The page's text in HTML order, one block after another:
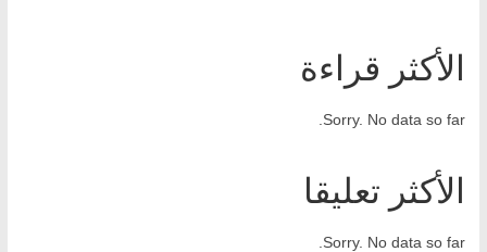
الأكثر قراءة
Sorry. No data so far.
الأكثر تعليقا
Sorry. No data so far.